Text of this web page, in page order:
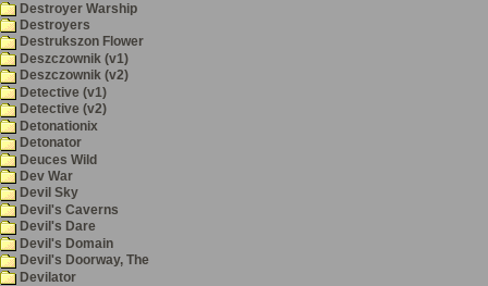
Destroyer Warship
Destroyers
Destrukszon Flower
Deszczownik (v1)
Deszczownik (v2)
Detective (v1)
Detective (v2)
Detonationix
Detonator
Deuces Wild
Dev War
Devil Sky
Devil's Caverns
Devil's Dare
Devil's Domain
Devil's Doorway, The
Devilator